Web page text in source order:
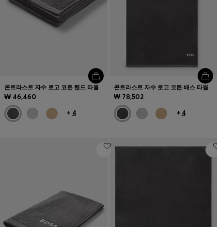
콘트라스트 자수 로고 코튼 핸드 타월
₩ 46,460
+ 4
콘트라스트 자수 로고 코튼 배스 타월
₩ 78,502
+ 4